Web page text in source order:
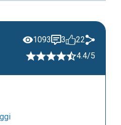
1093 3
22
4.4/5